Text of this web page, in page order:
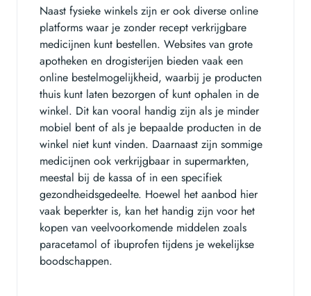
Naast fysieke winkels zijn er ook diverse online
platforms waar je zonder recept verkrijgbare
medicijnen kunt bestellen. Websites van grote
apotheken en drogisterijen bieden vaak een
online bestelmogelijkheid, waarbij je producten
thuis kunt laten bezorgen of kunt ophalen in de
winkel. Dit kan vooral handig zijn als je minder
mobiel bent of als je bepaalde producten in de
winkel niet kunt vinden. Daarnaast zijn sommige
medicijnen ook verkrijgbaar in supermarkten,
meestal bij de kassa of in een specifiek
gezondheidsgedeelte. Hoewel het aanbod hier
vaak beperkter is, kan het handig zijn voor het
kopen van veelvoorkomende middelen zoals
paracetamol of ibuprofen tijdens je wekelijkse
boodschappen.